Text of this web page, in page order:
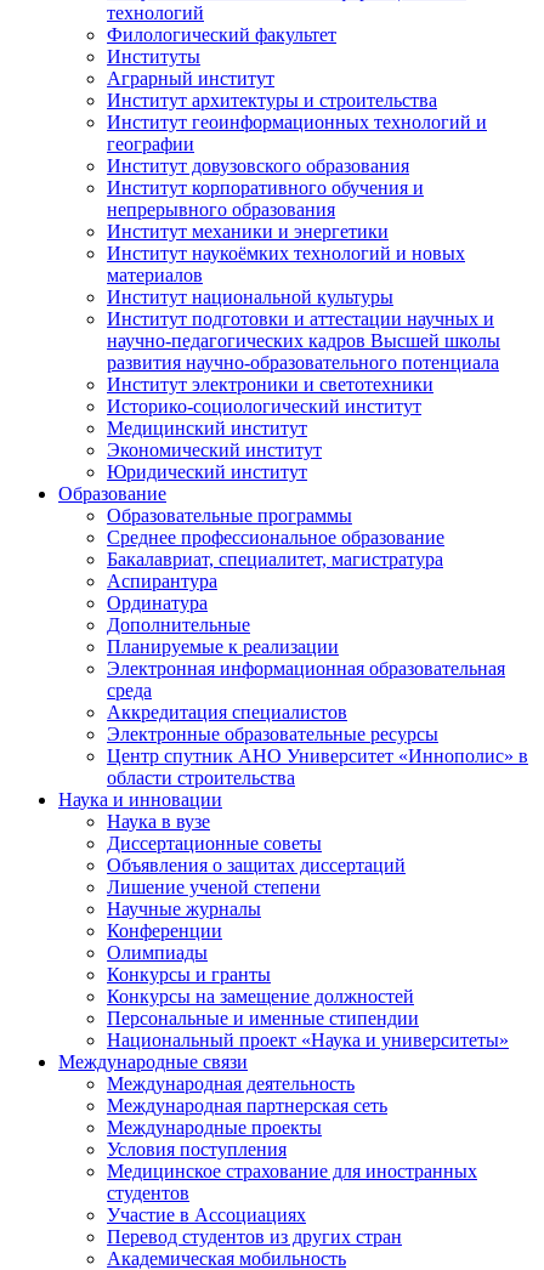
технологий
Филологический факультет
Институты
Аграрный институт
Институт архитектуры и строительства
Институт геоинформационных технологий и
географии
Институт довузовского образования
Институт корпоративного обучения и
непрерывного образования
Институт механики и энергетики
Институт наукоёмких технологий и новых
материалов
Институт национальной культуры
Институт подготовки и аттестации научных и
научно-педагогических кадров Высшей школы
развития научно-образовательного потенциала
Институт электроники и светотехники
Историко-социологический институт
Медицинский институт
Экономический институт
Юридический институт
Образование
Образовательные программы
Среднее профессиональное образование
Бакалавриат, специалитет, магистратура
Аспирантура
Ординатура
Дополнительные
Планируемые к реализации
Электронная информационная образовательная
среда
Аккредитация специалистов
Электронные образовательные ресурсы
Центр спутник АНО Университет «Иннополис» в
области строительства
Наука и инновации
Наука в вузе
Диссертационные советы
Объявления о защитах диссертаций
Лишение ученой степени
Научные журналы
Конференции
Олимпиады
Конкурсы и гранты
Конкурсы на замещение должностей
Персональные и именные стипендии
Национальный проект «Наука и университеты»
Международные связи
Международная деятельность
Международная партнерская сеть
Международные проекты
Условия поступления
Медицинское страхование для иностранных
студентов
Участие в Ассоциациях
Перевод студентов из других стран
Академическая мобильность